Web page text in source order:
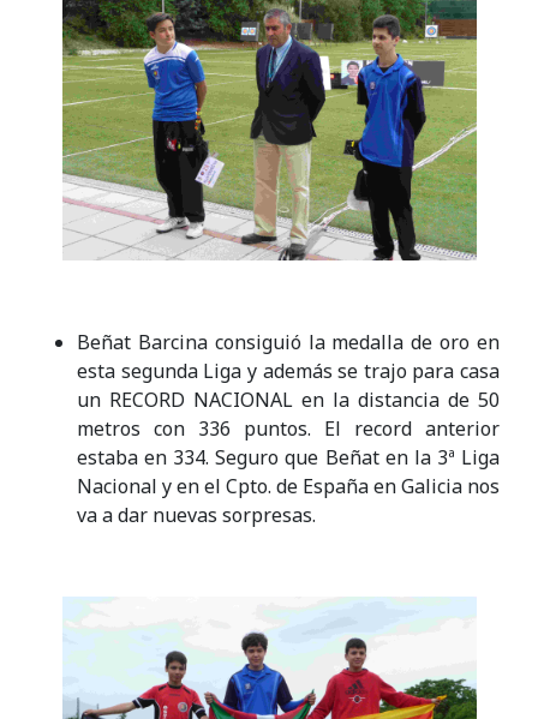
Beñat Barcina consiguió la medalla de oro en
esta segunda Liga y además se trajo para casa
un RECORD NACIONAL en la distancia de 50
metros con 336 puntos. El record anterior
estaba en 334. Seguro que Beñat en la 3ª Liga
Nacional y en el Cpto. de España en Galicia nos
va a dar nuevas sorpresas.